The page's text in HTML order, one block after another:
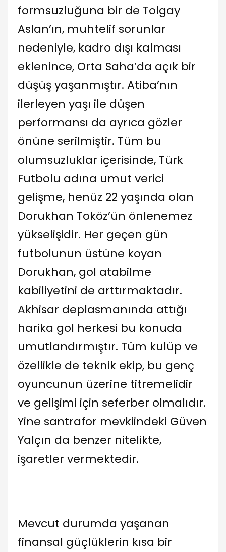
formsuzluğuna bir de Tolgay
Aslan’ın, muhtelif sorunlar
nedeniyle, kadro dışı kalması
eklenince, Orta Saha’da açık bir
düşüş yaşanmıştır. Atiba’nın
ilerleyen yaşı ile düşen
performansı da ayrıca gözler
önüne serilmiştir. Tüm bu
olumsuzluklar içerisinde, Türk
Futbolu adına umut verici
gelişme, henüz 22 yaşında olan
Dorukhan Toköz’ün önlenemez
yükselişidir. Her geçen gün
futbolunun üstüne koyan
Dorukhan, gol atabilme
kabiliyetini de arttırmaktadır.
Akhisar deplasmanında attığı
harika gol herkesi bu konuda
umutlandırmıştır. Tüm kulüp ve
özellikle de teknik ekip, bu genç
oyuncunun üzerine titremelidir
ve gelişimi için seferber olmalıdır.
Yine santrafor mevkiindeki Güven
Yalçın da benzer nitelikte,
işaretler vermektedir.
Mevcut durumda yaşanan
finansal güçlüklerin kısa bir